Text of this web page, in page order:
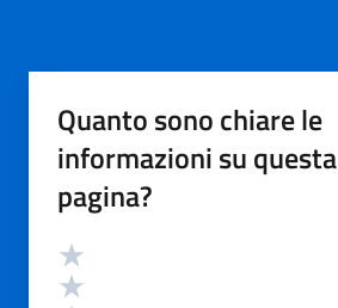
Quanto sono chiare le
informazioni su questa
pagina?
Valutazione